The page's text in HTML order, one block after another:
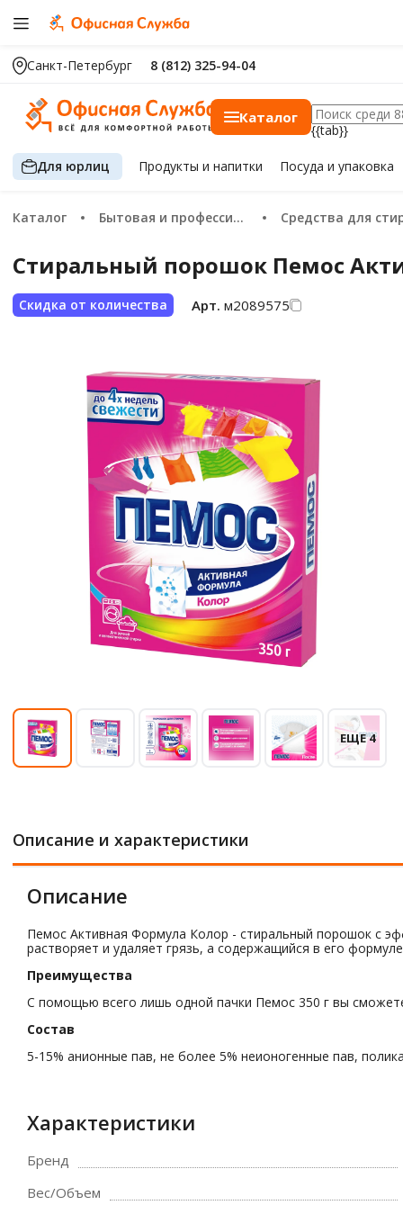
Санкт-Петербург 8 (812) 325-94-04
Каталог
{{tab}}
Для юрлиц Продуктыи напитки Посуда и упаковка
Каталог Бытовая и профессиональная химия Средства для стирки
Стиральный порошок Пемос
Скидка от количества Арт. м2089575
ЕЩЕ 4
Описание и характеристики
Описание
Пемос Активная Формула Колор - стиральный порошок с
растворяет и удаляет грязь, а содержащийся в его
Преимущества
С помощью всего лишь одной пачки Пемос 350 г вы
Состав
5-15% анионные пав, не более 5% неионогенные пав,
Характеристики
Бренд
Вес/Объем